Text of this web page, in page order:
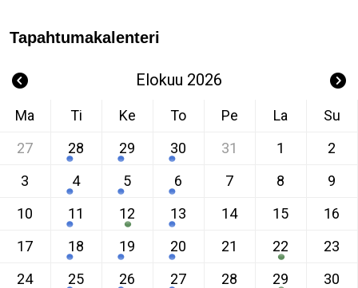
Tapahtumakalenteri
Elokuu 2026
Ma Ti Ke To Pe La
Su
27
28 29 30 31 1
2
3
4 5 6 7 8
9
10
11 12 13 14 15
16
17
18 19 20 21 22
23
24
25 26 27 28 29
30